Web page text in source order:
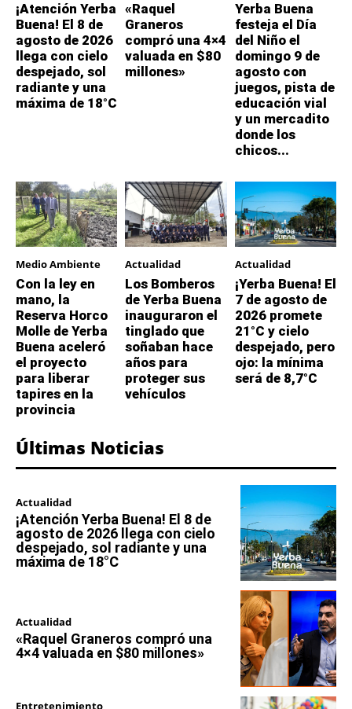
¡Atención Yerba
Buena! El 8 de
agosto de 2026
llega con cielo
despejado, sol
radiante y una
máxima de 18°C
«Raquel
Graneros
compró una 4×4
valuada en $80
millones»
Yerba Buena
festeja el Día
del Niño el
domingo 9 de
agosto con
juegos, pista de
educación vial
y un mercadito
donde los
chicos...
Medio Ambiente
Con la ley en
mano, la
Reserva Horco
Molle de Yerba
Buena aceleró
el proyecto
para liberar
tapires en la
provincia
Actualidad
Los Bomberos
de Yerba Buena
inauguraron el
tinglado que
soñaban hace
años para
proteger sus
vehículos
Actualidad
¡Yerba Buena! El
7 de agosto de
2026 promete
21°C y cielo
despejado, pero
ojo: la mínima
será de 8,7°C
Últimas Noticias
Actualidad
¡Atención Yerba Buena! El 8 de
agosto de 2026 llega con cielo
despejado, sol radiante y una
máxima de 18°C
Actualidad
«Raquel Graneros compró una
4×4 valuada en $80 millones»
Entretenimiento